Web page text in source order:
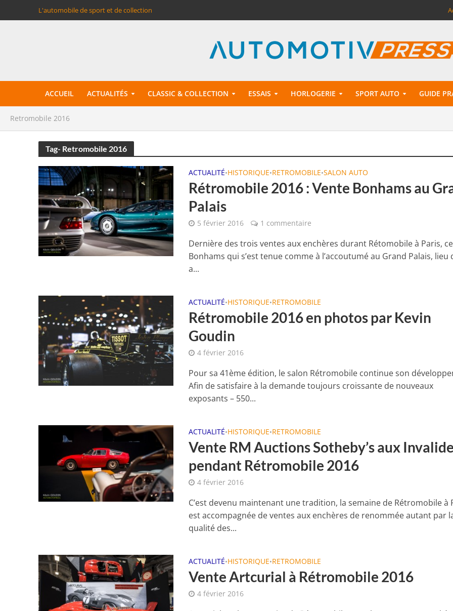
L'automobile de sport et de collection
ACCUEIL ACTUALITÉS CLASSIC & COLLECTION ESSAIS HORLOGERIE SPORT AUTO GUIDE
Retromobile 2016
Tag- Retromobile 2016
ACTUALITÉ•HISTORIQUE•RETROMOBILE•SALON AUTO
Rétromobile 2016 : Vente Bonhams au
Palais
5 février 2016 1 commentaire
Dernière des trois ventes aux enchères durant Rétomobile à Paris,
Bonhams qui s’est tenue comme à l’accoutumé au Grand Palais, lieu
a...
ACTUALITÉ•HISTORIQUE•RETROMOBILE
Rétromobile 2016 en photos par Kevin
Goudin
4 février 2016
Pour sa 41ème édition, le salon Rétromobile continue son
Afin de satisfaire à la demande toujours croissante de nouveaux
exposants – 550...
ACTUALITÉ•HISTORIQUE•RETROMOBILE
Vente RM Auctions Sotheby’s aux
pendant Rétromobile 2016
4 février 2016
C’est devenu maintenant une tradition, la semaine de Rétromobile à
est accompagnée de ventes aux enchères de renommée autant par
qualité des...
ACTUALITÉ•HISTORIQUE•RETROMOBILE
Vente Artcurial à Rétromobile 2016
4 février 2016